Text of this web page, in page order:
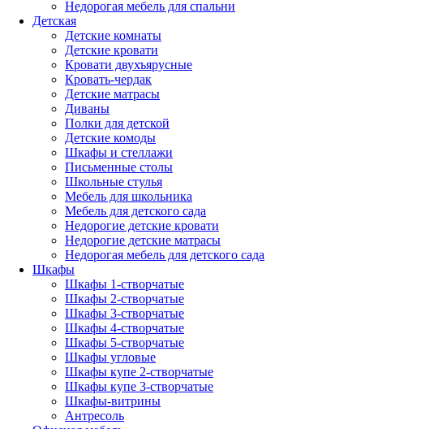
Недорогая мебель для спальни
Детская
Детские комнаты
Детские кровати
Кровати двухъярусные
Кровать-чердак
Детские матрасы
Диваны
Полки для детской
Детские комоды
Шкафы и стеллажи
Письменные столы
Школьные стулья
Мебель для школьника
Мебель для детского сада
Недорогие детские кровати
Недорогие детские матрасы
Недорогая мебель для детского сада
Шкафы
Шкафы 1-створчатые
Шкафы 2-створчатые
Шкафы 3-створчатые
Шкафы 4-створчатые
Шкафы 5-створчатые
Шкафы угловые
Шкафы купе 2-створчатые
Шкафы купе 3-створчатые
Шкафы-витрины
Антресоль